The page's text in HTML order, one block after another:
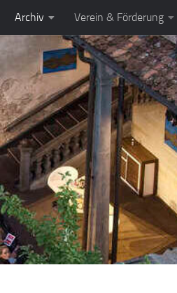
Archiv Verein & Förderung